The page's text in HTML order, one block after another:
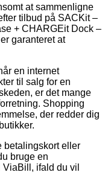
at sammenligne
tilbud på SACKit –
+ CHARGEit Dock –
garanteret at
en internet
til salg for en
er det mange
Shopping
der redder dig
betalingskort eller
bruge en
ifald du vil